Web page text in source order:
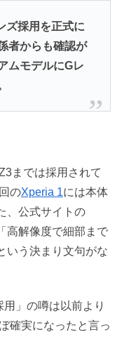
ズ採用を正式に
者からも確認が
ムモデルにGレ
までは採用されて
のXperia 1には本体
、公式サイトの
高解像度で細部まで
いう決まり文句がな
」の噂は以前より
確実になったと言っ